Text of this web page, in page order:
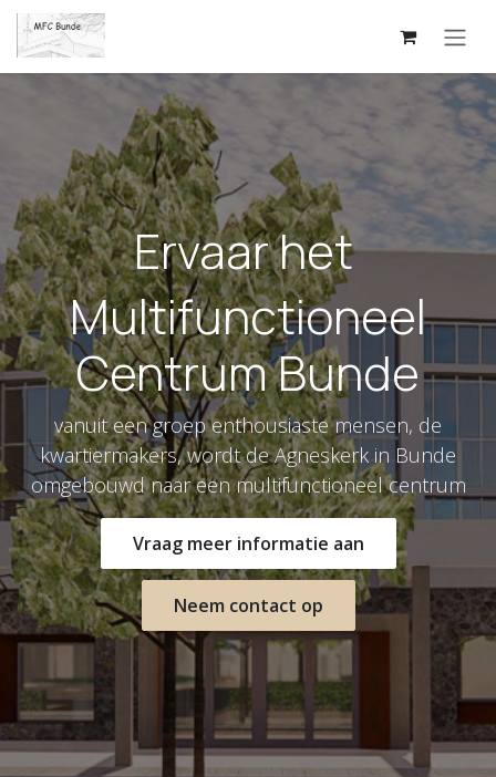
Overslaan naar inhoud
Ervaar het
Multifunctioneel
Centrum Bunde
vanuit een groep enthousiaste mensen, de
kwartiermakers, wordt de Agneskerk in Bunde
omgebouwd naar een multifunctioneel centrum
Vraag meer informatie aan
Neem contact op